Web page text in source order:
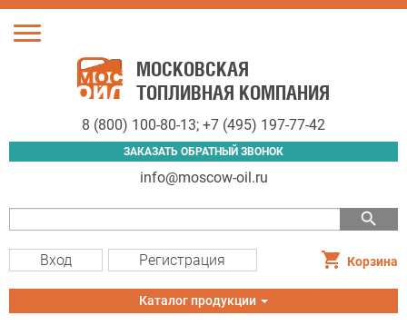
Toggle
МОСКОВСКАЯ
ТОПЛИВНАЯ КОМПАНИЯ
8 (800) 100-80-13; +7 (495) 197-77-42
ЗАКАЗАТЬ ОБРАТНЫЙ ЗВОНОК
info@moscow-oil.ru
search
Вход Регистрация Корзина
Toggle
navigation
Каталог продукции